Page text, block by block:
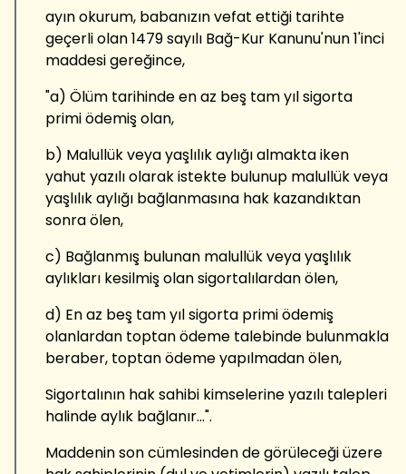
ayın okurum, babanızın vefat ettiği tarihte
geçerli olan 1479 sayılı Bağ-Kur Kanunu'nun 1'inci
maddesi gereğince,
"a) Ölüm tarihinde en az beş tam yıl sigorta
primi ödemiş olan,
b) Malullük veya yaşlılık aylığı almakta iken
yahut yazılı olarak istekte bulunup malullük veya
yaşlılık aylığı bağlanmasına hak kazandıktan
sonra ölen,
c) Bağlanmış bulunan malullük veya yaşlılık
aylıkları kesilmiş olan sigortalılardan ölen,
d) En az beş tam yıl sigorta primi ödemiş
olanlardan toptan ödeme talebinde bulunmakla
beraber, toptan ödeme yapılmadan ölen,
Sigortalının hak sahibi kimselerine yazılı talepleri
halinde aylık bağlanır...".
Maddenin son cümlesinden de görüleceği üzere